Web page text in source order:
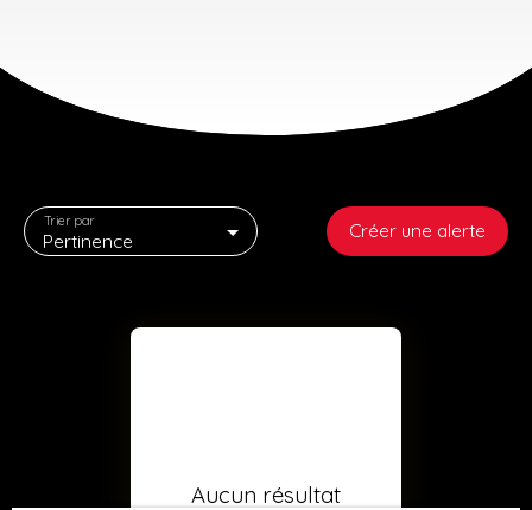
Pertinence
Trier par Créer une alerte
Aucun résultat